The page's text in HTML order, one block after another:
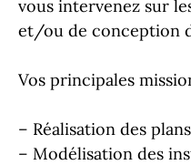
vous intervenez sur
et/ou de conception
Vos principales
– Réalisation des
– Modélisation des